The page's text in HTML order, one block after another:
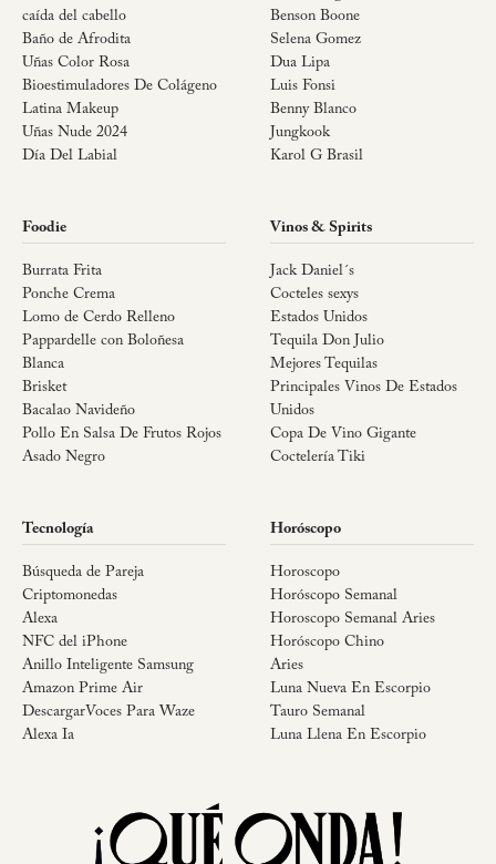
caída del cabello
Baño de Afrodita
Uñas Color Rosa
Bioestimuladores De Colágeno
Latina Makeup
Uñas Nude 2024
Día Del Labial
Benson Boone
Selena Gomez
Dua Lipa
Luis Fonsi
Benny Blanco
Jungkook
Karol G Brasil
Foodie
Burrata Frita
Ponche Crema
Lomo de Cerdo Relleno
Pappardelle con Boloñesa
Blanca
Brisket
Bacalao Navideño
Pollo En Salsa De Frutos Rojos
Asado Negro
Vinos & Spirits
Jack Daniel´s
Cocteles sexys
Estados Unidos
Tequila Don Julio
Mejores Tequilas
Principales Vinos De Estados
Unidos
Copa De Vino Gigante
Coctelería Tiki
Tecnología
Búsqueda de Pareja
Criptomonedas
Alexa
NFC del iPhone
Anillo Inteligente Samsung
Amazon Prime Air
DescargarVoces Para Waze
Alexa Ia
Horóscopo
Horoscopo
Horóscopo Semanal
Horoscopo Semanal Aries
Horóscopo Chino
Aries
Luna Nueva En Escorpio
Tauro Semanal
Luna Llena En Escorpio